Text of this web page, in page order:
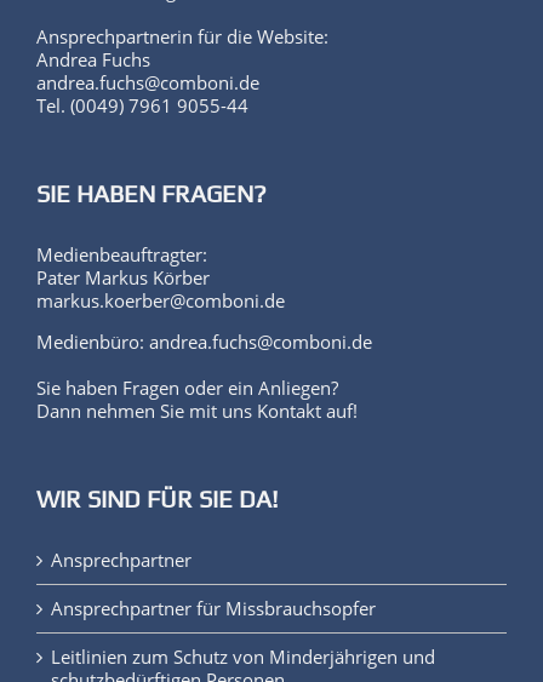
Ansprechpartnerin für die Website:
Andrea Fuchs
andrea.fuchs@comboni.de
Tel. (0049) 7961 9055-44
SIE HABEN FRAGEN?
Medienbeauftragter:
Pater Markus Körber
markus.koerber@comboni.de
Medienbüro: andrea.fuchs@comboni.de
Sie haben Fragen oder ein Anliegen?
Dann nehmen Sie mit uns Kontakt auf!
WIR SIND FÜR SIE DA!
Ansprechpartner
Ansprechpartner für Missbrauchsopfer
Leitlinien zum Schutz von Minderjährigen und